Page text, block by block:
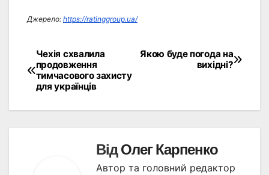
Джерело: https://ratinggroup.ua/
Навігація
записів
Якою буде погода на
вихідні?
Чехія схвалила
продовження
тимчасового захисту
для українців
ВідОлег Карпенко
Автор та головний редактор